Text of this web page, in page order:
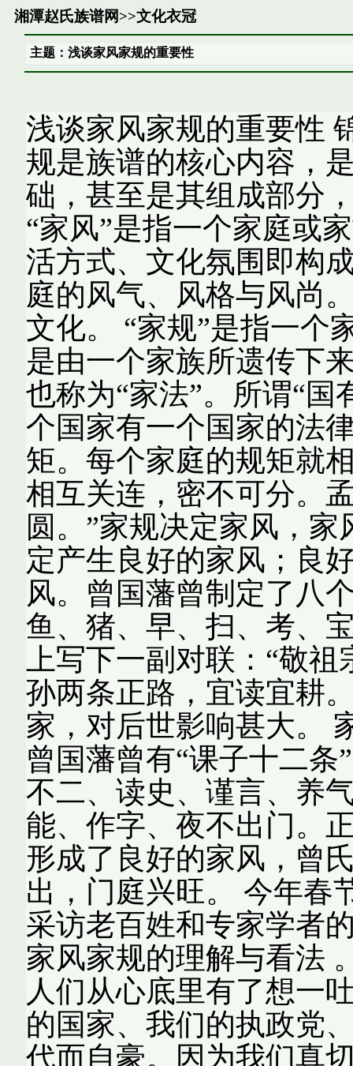
湘潭赵氏族谱网>>文化衣冠
主题：浅谈家风家规的重要性
浅谈家风家规的重要性
规是族谱的核心内容，
础，甚至是其组成部分
“家风”是指一个家庭或
活方式、文化氛围即构
庭的风气、风格与风尚
文化。 “家规”是指一个
是由一个家族所遗传下
也称为“家法”。所谓“
个国家有一个国家的法
矩。每个家庭的规矩就
相互关连，密不可分。
圆。”家规决定家风，
定产生良好的家风；良
风。曾国藩曾制定了八
鱼、猪、早、扫、考、
上写下一副对联：“敬
孙两条正路，宜读宜耕
家，对后世影响甚大。
曾国藩曾有“课子十二
不二、读史、谨言、养
能、作字、夜不出门。
形成了良好的家风，曾
出，门庭兴旺。 今年春
采访老百姓和专家学者
家风家规的理解与看法
人们从心底里有了想一
的国家、我们的执政党
代而自豪。因为我们真